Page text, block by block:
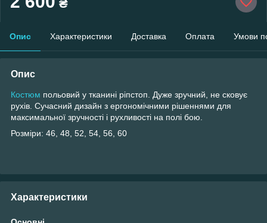
₴
Опис Характеристики Доставка Оплата Умови
Опис
Костюм польовий у тканині ріпстоп. Дуже зручний, не сковує
рухів. Сучасний дизайн з ергономічними рішеннями для
максимальної зручності і рухливості на полі бою.
Розміри: 46, 48, 52, 54, 56, 60
Характеристики